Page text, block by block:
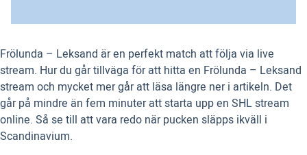
Frölunda – Leksand är en perfekt match att följa via live
stream. Hur du går tillväga för att hitta en Frölunda – Leksand
stream och mycket mer går att läsa längre ner i artikeln. Det
går på mindre än fem minuter att starta upp en SHL stream
online. Så se till att vara redo när pucken släpps ikväll i
Scandinavium.